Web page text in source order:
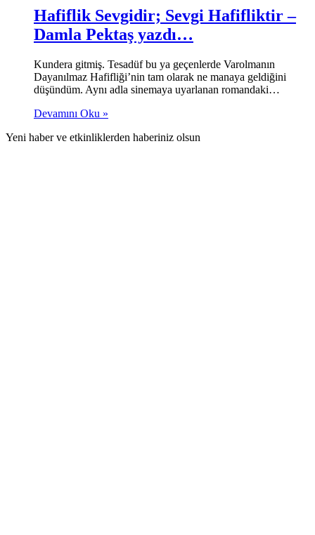
Hafiflik Sevgidir; Sevgi Hafifliktir –
Damla Pektaş yazdı…
Kundera gitmiş. Tesadüf bu ya geçenlerde Varolmanın
Dayanılmaz Hafifliği’nin tam olarak ne manaya geldiğini
düşündüm. Aynı adla sinemaya uyarlanan romandaki…
Devamını Oku »
Yeni haber ve etkinliklerden haberiniz olsun